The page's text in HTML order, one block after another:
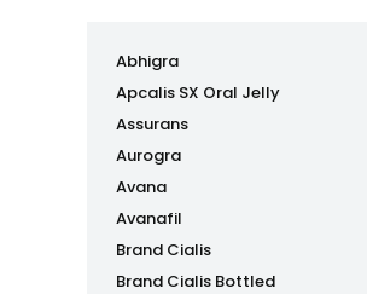
Abhigra
Apcalis SX Oral Jelly
Assurans
Aurogra
Avana
Avanafil
Brand Cialis
Brand Cialis Bottled